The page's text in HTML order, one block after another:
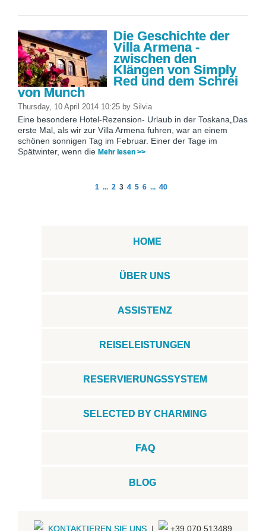
Die Geschichte der
Villa Armena -
zwischen den
Klängen von Simply
Red und dem Schrei
von Munch
Thursday, 10 April 2014 10:25 by Silvia
Eine besondere Hotel-Rezension- Urlaub in der Toskana„Das
erste Mal, als wir zur Villa Armena fuhren, war an einem
schönen sonnigen Tag im Februar. Einer der Tage im
Spätwinter, wenn die Mehr lesen >>
1 ... 2 3 4 5 6 ... 40
HOME
ÜBER UNS
ASSISTENZ
REISELEISTUNGEN
RESERVIERUNGSSYSTEM
SELECTED BY CHARMING
FAQ
BLOG
KONTAKTIEREN SIE UNS | +39.070.513489